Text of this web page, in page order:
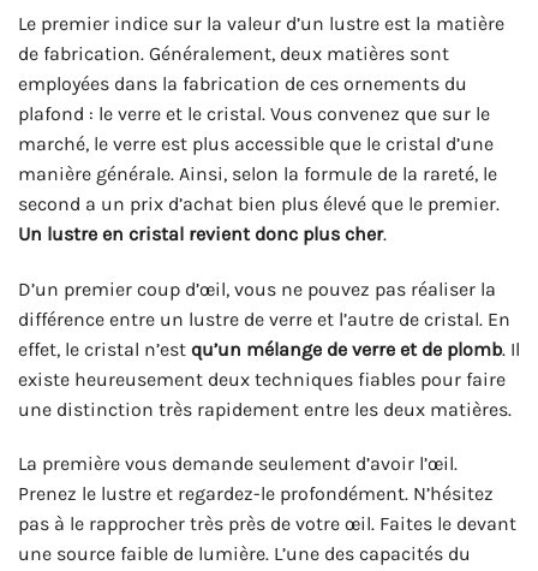
Le premier indice sur la valeur d’un lustre est la matière
de fabrication. Généralement, deux matières sont
employées dans la fabrication de ces ornements du
plafond : le verre et le cristal. Vous convenez que sur le
marché, le verre est plus accessible que le cristal d’une
manière générale. Ainsi, selon la formule de la rareté, le
second a un prix d’achat bien plus élevé que le premier.
Un lustre en cristal revient donc plus cher.
D’un premier coup d’œil, vous ne pouvez pas réaliser la
différence entre un lustre de verre et l’autre de cristal. En
effet, le cristal n’est qu’un mélange de verre et de plomb. Il
existe heureusement deux techniques fiables pour faire
une distinction très rapidement entre les deux matières.
La première vous demande seulement d’avoir l’œil.
Prenez le lustre et regardez-le profondément. N’hésitez
pas à le rapprocher très près de votre œil. Faites le devant
une source faible de lumière. L’une des capacités du